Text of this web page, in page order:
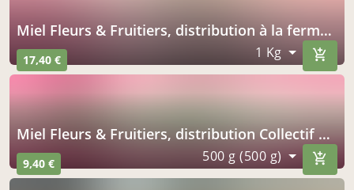
Miel Fleurs & Fruitiers, distribution à la ferme de l'éclache
17,40 € 1 Kg
Miel Fleurs & Fruitiers, distribution Collectif Paniers du Grand Bois
9,40 € 500 g (500 g)